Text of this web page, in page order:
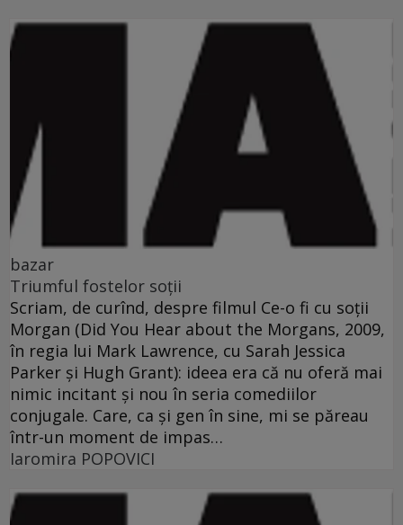
bazar
Triumful fostelor soţii
Scriam, de curînd, despre filmul Ce-o fi cu soţii
Morgan (Did You Hear about the Morgans, 2009,
în regia lui Mark Lawrence, cu Sarah Jessica
Parker şi Hugh Grant): ideea era că nu oferă mai
nimic incitant şi nou în seria comediilor
conjugale. Care, ca şi gen în sine, mi se păreau
într-un moment de impas…
Iaromira POPOVICI